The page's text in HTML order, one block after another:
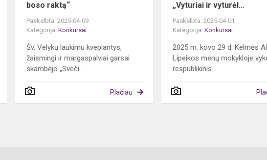
boso raktą“
Paskelbta: 2025-04-09
Kategorija:Konkursai
Šv. Velykų laukimu kvepiantys,
žaismingi ir margaspalviai garsai
skambėjo „Sveči...
Plačiau
„Vyturiai ir vyturėl...
Paskelbta: 2025-04-01
Kategorija:Konkursai
2025 m. kovo 29 d. Kelmės
Lipeikos menų mokykloje
respublikinis...